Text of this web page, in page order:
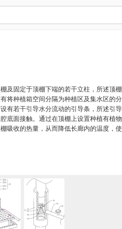
及固定于顶棚下端的若干立柱，所述顶棚
将种植箱空间分隔为种植区及集水区的分
有若干引导水分流动的引导条，所述引导
底面接触。通过在顶棚上设置种植有植物
吸收的热量，从而降低长廊内的温度，使